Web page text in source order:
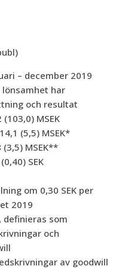
– december 2019
lönsamhet har
och resultat
MSEK
(5,5) MSEK*
MSEK**
SEK
om 0,30 SEK per
2019
definieras som
och
av goodwill